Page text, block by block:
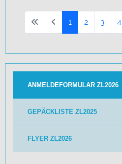
1 2 3 4
ANMELDEFORMULAR ZL2026
GEPÄCKLISTE ZL2025
FLYER ZL2026